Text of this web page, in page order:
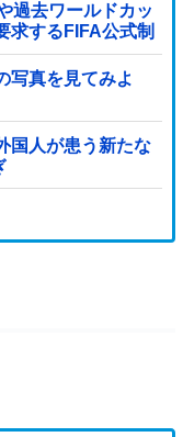
過去ワールドカッ
求するFIFA公式制
写真を見てみよ
国人が患う新たな